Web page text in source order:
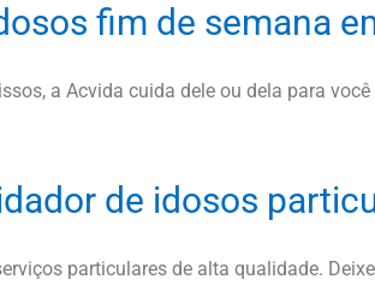
fim de semana
a Acvida cuida dele ou dela para você
de idosos
particulares de alta qualidade.